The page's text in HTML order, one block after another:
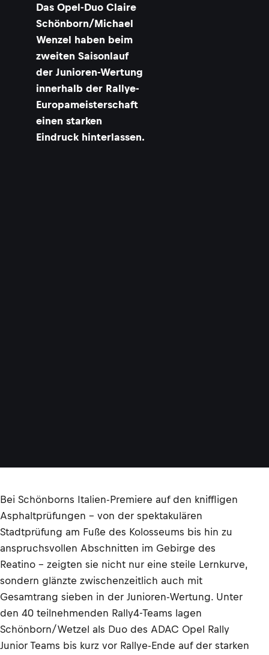
Das Opel-Duo Claire
Schönborn/Michael
Wenzel haben beim
zweiten Saisonlauf
der Junioren-Wertung
innerhalb der Rallye-
Europameisterschaft
einen starken
Eindruck hinterlassen.
Bei Schönborns Italien-Premiere auf den kniffligen
Asphaltprüfungen - von der spektakulären
Stadtprüfung am Fuße des Kolosseums bis hin zu
anspruchsvollen Abschnitten im Gebirge des
Reatino - zeigten sie nicht nur eine steile Lernkurve,
sondern glänzte zwischenzeitlich auch mit
Gesamtrang sieben in der Junioren-Wertung. Unter
den 40 teilnehmenden Rally4-Teams lagen
Schönborn/Wetzel als Duo des ADAC Opel Rally
Junior Teams bis kurz vor Rallye-Ende auf der starken